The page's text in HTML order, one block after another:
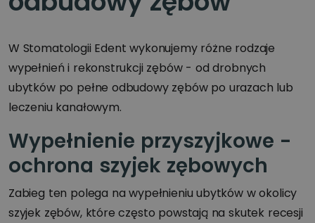
W Stomatologii Edent wykonujemy różne rodzaje
wypełnień i rekonstrukcji zębów - od drobnych
ubytków po pełne odbudowy zębów po urazach lub
leczeniu kanałowym.
Wypełnienie przyszyjkowe -
ochrona szyjek zębowych
Zabieg ten polega na wypełnieniu ubytków w okolicy
szyjek zębów, które często powstają na skutek recesji